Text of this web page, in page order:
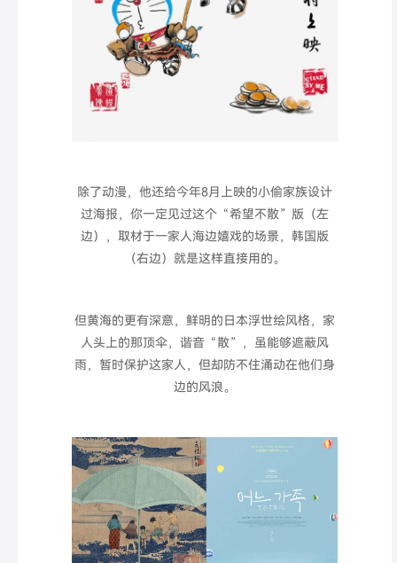
除了动漫，他还给今年8月上映的小偷家族设计
过海报，你一定见过这个“希望不散”版（左
边），取材于一家人海边嬉戏的场景，韩国版
（右边）就是这样直接用的。
但黄海的更有深意，鲜明的日本浮世绘风格，家
人头上的那顶伞，谐音“散”，虽能够遮蔽风
雨，暂时保护这家人，但却防不住涌动在他们身
边的风浪。